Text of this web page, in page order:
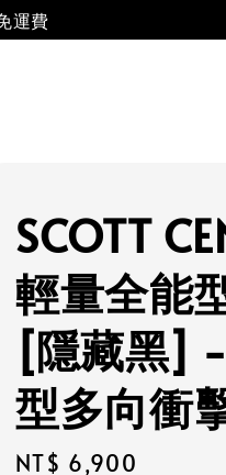
運費
SCOTT
輕量全能
[隱藏黑]
型多向衝
Regular
NT$ 6,900